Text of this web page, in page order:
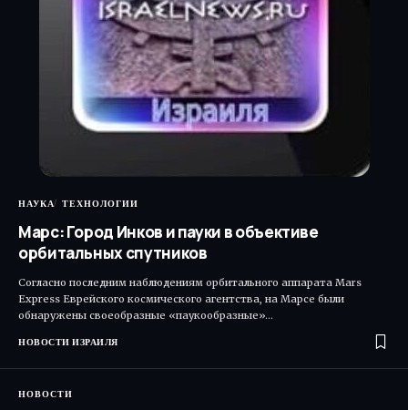
НАУКА ТЕХНОЛОГИИ
Марс: Город Инков и пауки в объективе
орбитальных спутников
Согласно последним наблюдениям орбитального аппарата Mars
Express Еврейского космического агентства, на Марсе были
обнаружены своеобразные «паукообразные»…
НОВОСТИ ИЗРАИЛЯ
НОВОСТИ